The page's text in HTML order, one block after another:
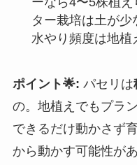
ター栽培は土が少
水やり頻度は地植
ポイント🌟: パセリは
の。地植えでもプラ
できるだけ動かさず
から動かす可能性が